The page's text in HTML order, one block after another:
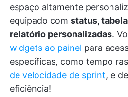
espaço altamente
equipado com status,
relatório personalizadas.
widgets ao painel para
específicas, como tempo
de velocidade de sprint, e
eficiência!